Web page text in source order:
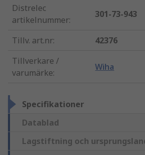
Distrelec
artikelnummer:
301-73-943
Tillv. art.nr:
42376
Tillverkare /
varumärke:
Wiha
Specifikationer
Datablad
Lagstiftning och